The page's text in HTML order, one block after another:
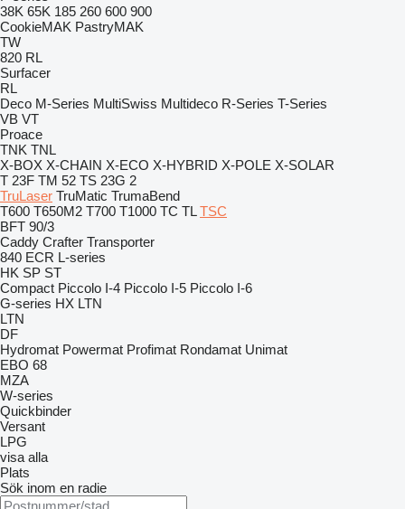
38K 65K 185 260 600 900
CookieMAK PastryMAK
TW
820 RL
Surfacer
RL
Deco M-Series MultiSwiss Multideco R-Series T-Series
VB VT
Proace
TNK TNL
X-BOX X-CHAIN X-ECO X-HYBRID X-POLE X-SOLAR
T 23F TM 52 TS 23G 2
TruLaser TruMatic TrumaBend
T600 T650M2 T700 T1000 TC TL TSC
BFT 90/3
Caddy Crafter Transporter
840 ECR L-series
HK SP ST
Compact Piccolo I-4 Piccolo I-5 Piccolo I-6
G-series HX LTN
LTN
DF
Hydromat Powermat Profimat Rondamat Unimat
EBO 68
MZA
W-series
Quickbinder
Versant
LPG
visa alla
Plats
Sök inom en radie